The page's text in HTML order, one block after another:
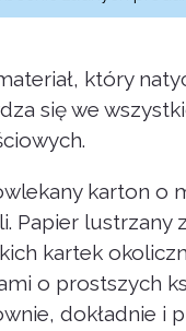
który
się we
karton o
Papier lustrzany
kartek
o prostszych
dokładnie i